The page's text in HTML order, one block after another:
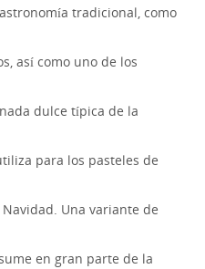
tradicional, como
así como uno de los
dulce típica de la
para los pasteles de
Una variante de
en gran parte de la